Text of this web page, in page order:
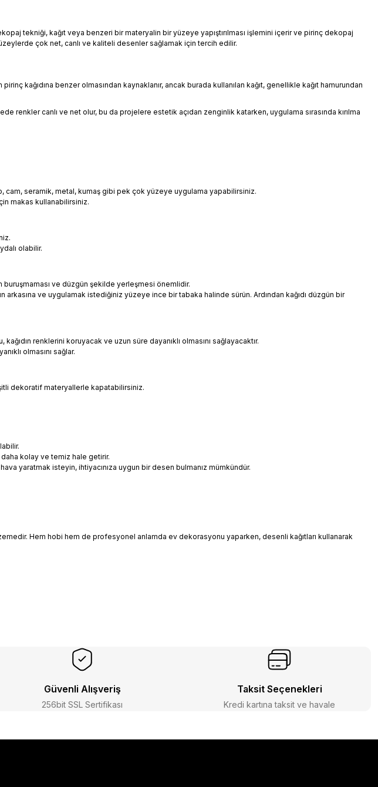
tekniği, kağıt veya benzeri bir materyalin bir yüzeye yapıştırılması işlemini içerir ve pirinç dekopaj
çok net, canlı ve kaliteli desenler sağlamak için tercih edilir.
kağıdına benzer olmasından kaynaklanır, ancak burada kullanılan kağıt, genellikle kağıt hamurundan
renkler canlı ve net olur, bu da projelere estetik açıdan zenginlik katarken, uygulama sırasında kırılma
cam, seramik, metal, kumaş gibi pek çok yüzeye uygulama yapabilirsiniz.
makas kullanabilirsiniz.
olabilir.
buruşmaması ve düzgün şekilde yerleşmesi önemlidir.
arkasına ve uygulamak istediğiniz yüzeye ince bir tabaka halinde sürün. Ardından kağıdı düzgün bir
renklerini koruyacak ve uzun süre dayanıklı olmasını sağlayacaktır.
olmasını sağlar.
dekoratif materyallerle kapatabilirsiniz.
daha kolay ve temiz hale getirir.
yaratmak isteyin, ihtiyacınıza uygun bir desen bulmanız mümkündür.
Hem hobi hem de profesyonel anlamda ev dekorasyonu yaparken, desenli kağıtları kullanarak
Güvenli Alışveriş
256bit SSL Sertifikası
Taksit Seçenekleri
Kredi kartına taksit ve havale